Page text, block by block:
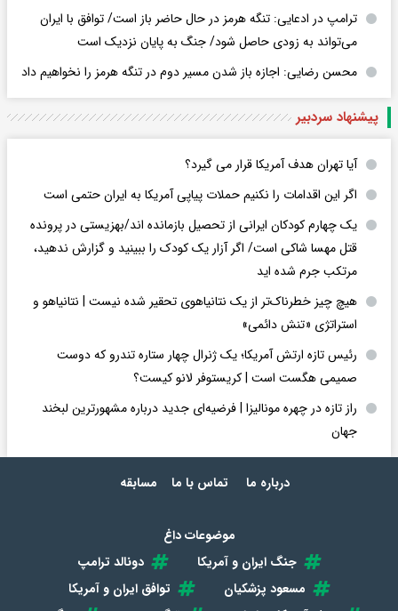
ترامپ در ادعایی: تنگه هرمز در حال حاضر باز است/ توافق با ایران
می‌تواند به‌ زودی حاصل شود/ جنگ به پایان نزدیک است
محسن رضایی: اجازه باز شدن مسیر دوم در تنگه هرمز را نخواهیم داد
پیشنهاد سردبیر
آیا تهران هدف آمریکا قرار می گیرد؟
اگر این اقدامات را نکنیم حملات پیاپی آمریکا به ایران حتمی است
یک چهارم کودکان ایرانی از تحصیل بازمانده اند/بهزیستی در پرونده
قتل مهسا شاکی است/ اگر آزار یک کودک را ببینید و گزارش ندهید،
مرتکب جرم شده اید
هیچ چیز خطرناک‌تر از یک نتانیاهوی تحقیر شده نیست | نتانیاهو و
استراتژی «تنش دائمی»
رئیس تازه ارتش آمریکا؛ یک ژنرال چهار ستاره تندرو که دوست
صمیمی هگست است | کریستوفر لانو کیست؟
راز تازه در چهره مونالیزا | فرضیه‌ای جدید درباره مشهورترین لبخند
جهان
درباره ما تماس با ما مسابقه
موضوعات داغ
جنگ ایران و آمریکا
دونالد ترامپ
مسعود پزشکیان
توافق ایران و آمریکا